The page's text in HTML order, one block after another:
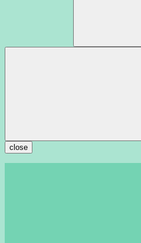
close